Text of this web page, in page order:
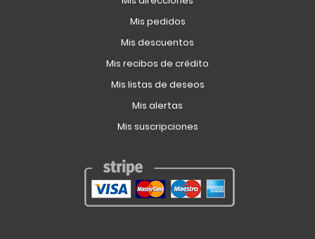
Mis pedidos
Mis descuentos
Mis recibos de crédito
Mis listas de deseos
Mis alertas
Mis suscripciones